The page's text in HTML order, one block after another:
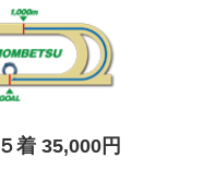
５着 35,000円